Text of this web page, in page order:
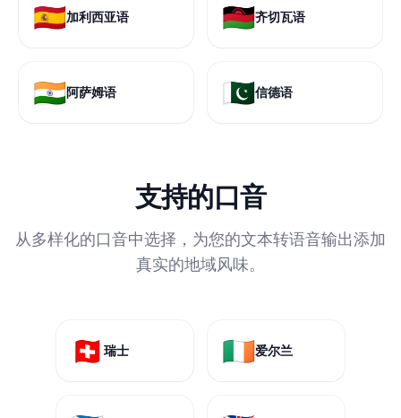
🇪🇸加利西亚语 🇲🇼齐切瓦语
🇮🇳阿萨姆语 🇵🇰信德语
支持的口音
从多样化的口音中选择，为您的文本转语音输出添加
真实的地域风味。
🇨🇭 瑞士 🇮🇪爱尔兰